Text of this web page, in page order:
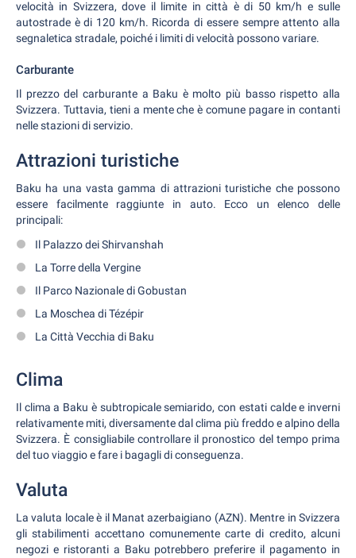
velocità in Svizzera, dove il limite in città è di 50 km/h e sulle
autostrade è di 120 km/h. Ricorda di essere sempre attento alla
segnaletica stradale, poiché i limiti di velocità possono variare.
Carburante
Il prezzo del carburante a Baku è molto più basso rispetto alla
Svizzera. Tuttavia, tieni a mente che è comune pagare in contanti
nelle stazioni di servizio.
Attrazioni turistiche
Baku ha una vasta gamma di attrazioni turistiche che possono
essere facilmente raggiunte in auto. Ecco un elenco delle
principali:
Il Palazzo dei Shirvanshah
La Torre della Vergine
Il Parco Nazionale di Gobustan
La Moschea di Tézépir
La Città Vecchia di Baku
Clima
Il clima a Baku è subtropicale semiarido, con estati calde e inverni
relativamente miti, diversamente dal clima più freddo e alpino della
Svizzera. È consigliabile controllare il pronostico del tempo prima
del tuo viaggio e fare i bagagli di conseguenza.
Valuta
La valuta locale è il Manat azerbaigiano (AZN). Mentre in Svizzera
gli stabilimenti accettano comunemente carte di credito, alcuni
negozi e ristoranti a Baku potrebbero preferire il pagamento in